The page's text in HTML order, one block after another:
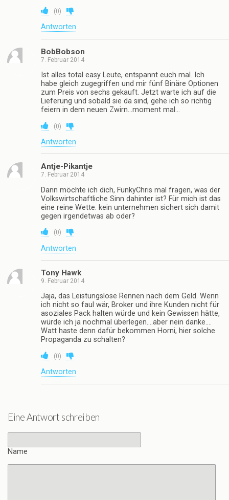
(0)
Antworten
BobBobson
7. Februar 2014
Ist alles total easy Leute, entspannt euch mal. Ich
habe gleich zugegriffen und mir fünf Binäre Optionen
zum Preis von sechs gekauft. Jetzt warte ich auf die
Lieferung und sobald sie da sind, gehe ich so richtig
feiern in dem neuen Zwirn…moment mal…
(0)
Antworten
Antje-Pikantje
7. Februar 2014
Dann möchte ich dich, FunkyChris mal fragen, was der
Volkswirtschaftliche Sinn dahinter ist? Für mich ist das
eine reine Wette. kein unternehmen sichert sich damit
gegen irgendetwas ab oder?
(0)
Antworten
Tony Hawk
9. Februar 2014
Jaja, das Leistungslose Rennen nach dem Geld. Wenn
ich nicht so faul wär, Broker und ihre Kunden nicht für
asoziales Pack halten würde und kein Gewissen hätte,
würde ich ja nochmal überlegen….aber nein danke….
Watt haste denn dafür bekommen Horni, hier solche
Propaganda zu schalten?
(0)
Antworten
Eine Antwort schreiben
Name